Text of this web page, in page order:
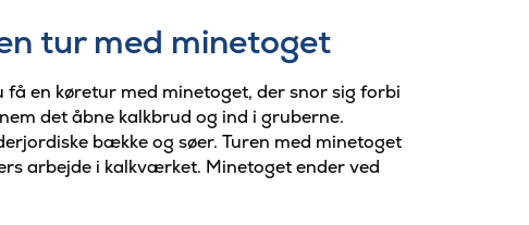
tur med minetoget
en køretur med minetoget, der snor sig forbi
det åbne kalkbrud og ind i gruberne.
bække og søer. Turen med minetoget
arbejde i kalkværket. Minetoget ender ved